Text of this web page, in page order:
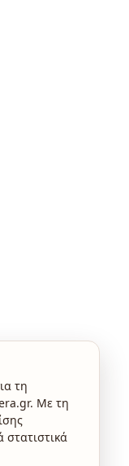
τη
Με τη
στατιστικά